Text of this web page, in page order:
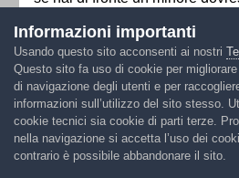
appropriate.
non hai di fronte un "piccolo
che i bambini fossero nel '700.
se tu reputi che dall'altra parte ci
non vuoi dire i cazzi tuoi non te
Informazioni importanti
Usando questo sito acconsenti ai nostri
Questo sito fa uso di cookie per migliorare
di navigazione degli utenti e per
informazioni sull’utilizzo del sito stesso.
cookie tecnici sia cookie di parti terze.
nella navigazione si accetta l’uso dei
contrario è possibile abbandonare il sito.